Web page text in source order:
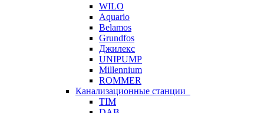
WILO
Aquario
Belamos
Grundfos
Джилекс
UNIPUMP
Millennium
ROMMER
Канализационные станции
TIM